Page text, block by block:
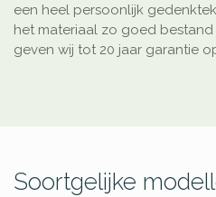
een heel persoonlijk
het materiaal zo goed
geven wij tot 20 jaar garantie
Soortgelijke